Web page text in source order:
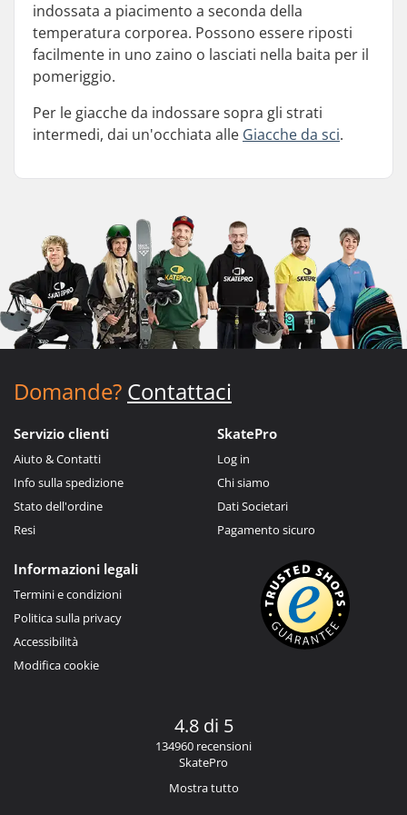
indossata a piacimento a seconda della
temperatura corporea. Possono essere riposti
facilmente in uno zaino o lasciati nella baita per il
pomeriggio.
Per le giacche da indossare sopra gli strati
intermedi, dai un'occhiata alle Giacche da sci.
Domande? Contattaci
Servizio clienti
Aiuto & Contatti
Info sulla spedizione
Stato dell'ordine
Resi
SkatePro
Log in
Chi siamo
Dati Societari
Pagamento sicuro
Informazioni legali
Termini e condizioni
Politica sulla privacy
Accessibilità
Modifica cookie
4.8 di 5
134960 recensioni
SkatePro
Mostra tutto